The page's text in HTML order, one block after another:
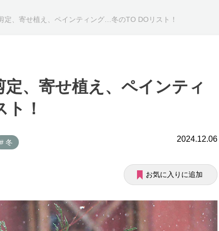
定、寄せ植え、ペインティング…冬のTO DOリスト！
定、寄せ植え、ペインティ
！
# 冬 2024.12.06
お気に入りに追加